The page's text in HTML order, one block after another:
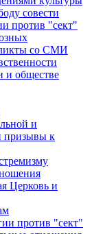
совести
против "сект"
со СМИ
и обществе
и
призывы к
Церковь и
против "сект"